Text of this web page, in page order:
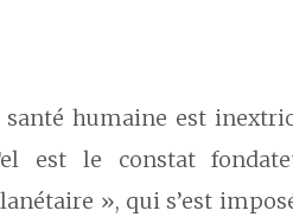
santé humaine est
est le constat
», qui s’est